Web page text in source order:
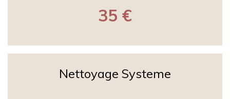
35 €
Nettoyage Systeme